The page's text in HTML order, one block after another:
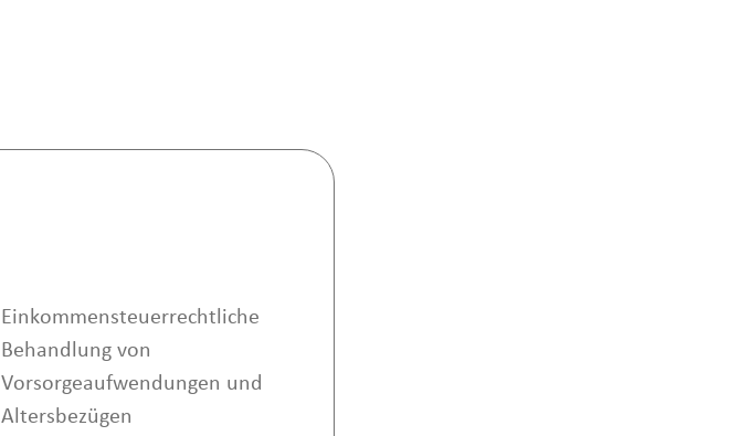
Einkommensteuerrechtliche
Behandlung von
Vorsorgeaufwendungen und
Altersbezügen